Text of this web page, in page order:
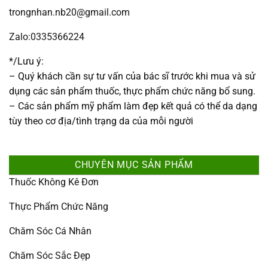
trongnhan.nb20@gmail.com
Zalo:0335366224
*/Lưu ý:
– Quý khách cần sự tư vấn của bác sĩ trước khi mua và sử
dụng các sản phẩm thuốc, thực phẩm chức năng bổ sung.
– Các sản phẩm mỹ phẩm làm đẹp kết quả có thể da dạng
tùy theo cơ địa/tình trạng da của mỗi người
CHUYÊN MỤC SẢN PHẨM
Thuốc Không Kê Đơn
Thực Phẩm Chức Năng
Chăm Sóc Cá Nhân
Chăm Sóc Sắc Đẹp